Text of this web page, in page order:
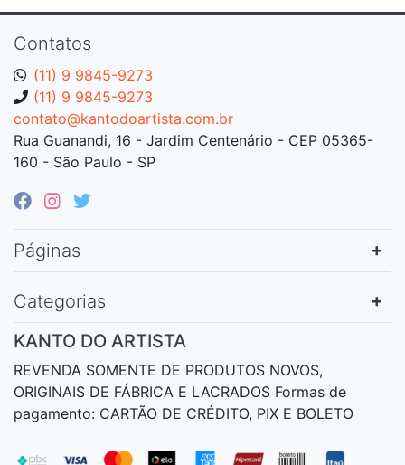
Contatos
(11) 9 9845-9273
(11) 9 9845-9273
contato@kantodoartista.com.br
Rua Guanandi, 16 - Jardim Centenário - CEP 05365-
160 - São Paulo - SP
Páginas
Categorias
KANTO DO ARTISTA
REVENDA SOMENTE DE PRODUTOS NOVOS,
ORIGINAIS DE FÁBRICA E LACRADOS Formas de
pagamento: CARTÃO DE CRÉDITO, PIX E BOLETO